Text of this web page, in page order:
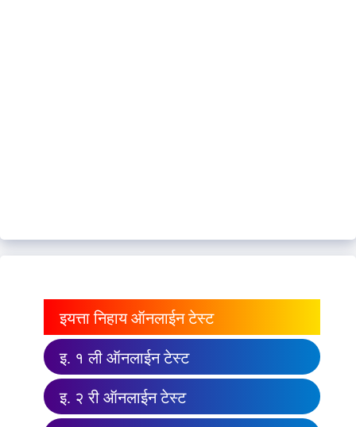
इयत्ता निहाय ऑनलाईन टेस्ट
इ. १ ली ऑनलाईन टेस्ट
इ. २ री ऑनलाईन टेस्ट